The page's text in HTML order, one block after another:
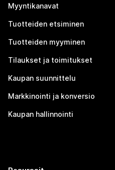
Myyntikanavat
Tuotteiden etsiminen
Tuotteiden myyminen
Tilaukset ja toimitukset
Kaupan suunnittelu
Markkinointi ja konversio
Kaupan hallinnointi